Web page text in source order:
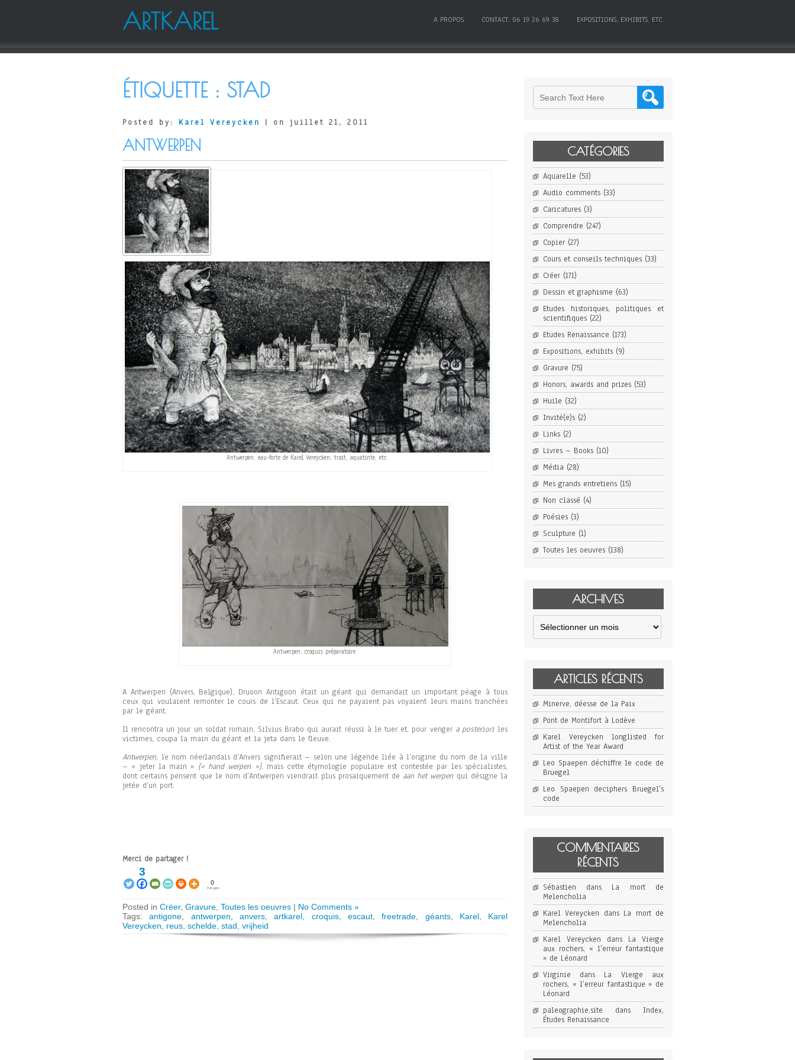
ARTKAREL A PROPOS CONTACT: 06 19 26 69 38 EXPOSITIONS, EXHIBITS, ETC.
ÉTIQUETTE : STAD
Posted by: Karel Vereycken | on juillet 21, 2011
ANTWERPEN
Antwerpen, eau-forte de Karel Vereycken, trait, aquatinte, etc.
Antwerpen, croquis préparatoire.
A Antwerpen (Anvers, Belgique), Druoon Antigoon était un géant qui demandait un important péage à tous
ceux qui voulaient remonter le cours de l’Escaut. Ceux qui ne payaient pas voyaient leurs mains tranchées
par le géant.
Il rencontra un jour un soldat romain, Silvius Brabo qui aurait réussi à le tuer et, pour venger a posterioriles
victimes, coupa la main du géant et la jeta dans le fleuve.
Antwerpen, le nom néerlandais d’Anvers signifierait – selon une légende liée à l’origine du nom de la ville
– « jeter la main » (« hand werpen »), mais cette étymologie populaire est contestée par les spécialistes,
dont certains pensent que le nom d’Antwerpen viendrait plus prosaïquement de aan het werpenqui désigne la
jetée d’un port.
Merci de partager !
3
0
Partages
Posted in Créer, Gravure Toutes les oeuvres | No Comments »
Tags:antigone antwerpen anvers,artkarel croquis, escaut,freetrade géants, Karel, Karel
Vereycken
reus schelde stad vrijheid
CATÉGORIES
Aquarelle (53)
Audio comments(33)
Caricatures(3)
Comprendre (247)
Copier(27)
Cours et conseils techniques(33)
Créer(171)
Dessin et graphisme (63)
Etudes historiques, politiques et
scientifiques(22)
Etudes Renaissance (173)
Expositions, exhibits(9)
Gravure (75)
Honors, awards and prizes(53)
Huile (32)
Invité(e)s(2)
Links(2)
Livres – Books(10)
Média (28)
Mes grands entretiens(15)
Non classé (4)
Poésies(3)
Sculpture (1)
Toutes les oeuvres(138)
ARCHIVES
Archives
ARTICLES RÉCENTS
Minerve, déesse de la Paix
Pont de Montifort à Lodève
Karel Vereycken longlisted for
Artist of the Year Award
Leo Spaepen déchiffre le code de
Bruegel
Leo Spaepen deciphers Bruegel’s
code
COMMENTAIRES
RÉCENTS
Sébastien dans La mort de
Melencholia
Karel Vereycken dans La mort de
Melencholia
Karel Vereycken dans La Vierge
aux rochers, « l’erreur fantastique
» de Léonard
Virginie dans La Vierge aux
rochers, « l’erreur fantastique » de
Léonard
paleographie.site dans Index,
Études Renaissance